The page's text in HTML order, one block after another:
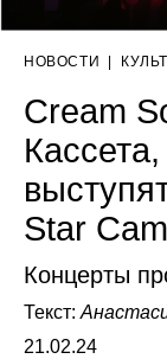
НОВОСТИ
Cream
Star
Концерты
Текст:
21.02.24